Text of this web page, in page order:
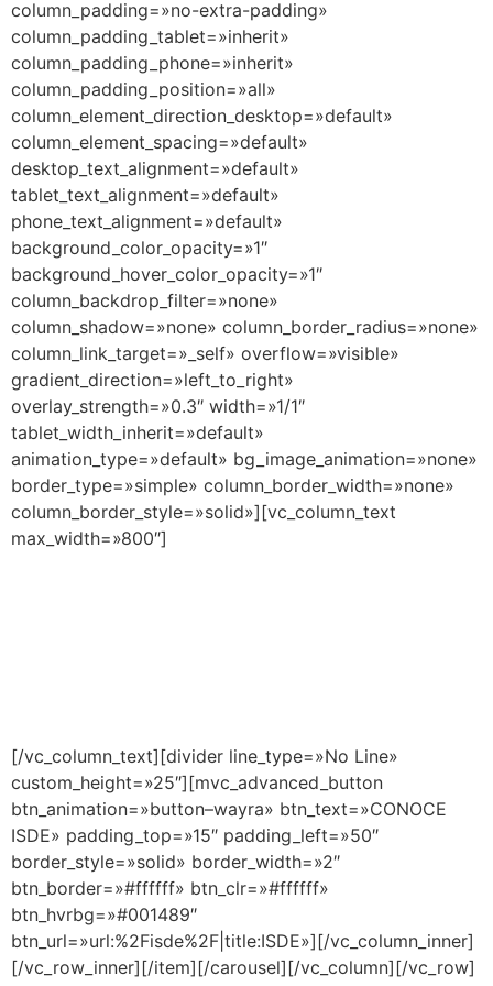
column_padding=»no-extra-padding»
column_padding_tablet=»inherit»
column_padding_phone=»inherit»
column_padding_position=»all»
column_element_direction_desktop=»default»
column_element_spacing=»default»
desktop_text_alignment=»default»
tablet_text_alignment=»default»
phone_text_alignment=»default»
background_color_opacity=»1″
background_hover_color_opacity=»1″
column_backdrop_filter=»none»
column_shadow=»none» column_border_radius=»none»
column_link_target=»_self» overflow=»visible»
gradient_direction=»left_to_right»
overlay_strength=»0.3″ width=»1/1″
tablet_width_inherit=»default»
animation_type=»default» bg_image_animation=»none»
border_type=»simple» column_border_width=»none»
column_border_style=»solid»][vc_column_text
max_width=»800″]
[/vc_column_text][divider line_type=»No Line»
custom_height=»25″][mvc_advanced_button
btn_animation=»button–wayra» btn_text=»CONOCE
ISDE» padding_top=»15″ padding_left=»50″
border_style=»solid» border_width=»2″
btn_border=»#ffffff» btn_clr=»#ffffff»
btn_hvrbg=»#001489″
btn_url=»url:%2Fisde%2F|title:ISDE»][/vc_column_inner]
[/vc_row_inner][/item][/carousel][/vc_column][/vc_row]